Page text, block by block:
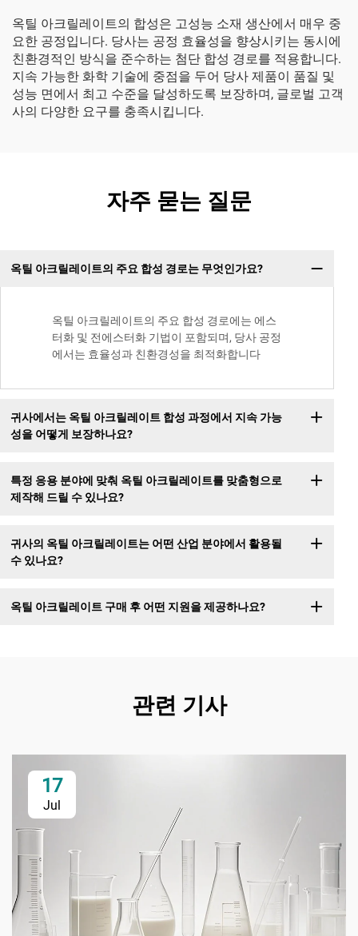
옥틸 아크릴레이트의 합성은 고성능 소재 생산에서 매우 중
요한 공정입니다. 당사는 공정 효율성을 향상시키는 동시에
친환경적인 방식을 준수하는 첨단 합성 경로를 적용합니다.
지속 가능한 화학 기술에 중점을 두어 당사 제품이 품질 및
성능 면에서 최고 수준을 달성하도록 보장하며, 글로벌 고객
사의 다양한 요구를 충족시킵니다.
자주 묻는 질문
옥틸 아크릴레이트의 주요 합성 경로는 무엇인가요?
옥틸 아크릴레이트의 주요 합성 경로에는 에스
터화 및 전에스터화 기법이 포함되며, 당사 공정
에서는 효율성과 친환경성을 최적화합니다
귀사에서는 옥틸 아크릴레이트 합성 과정에서 지속 가능
성을 어떻게 보장하나요?
특정 응용 분야에 맞춰 옥틸 아크릴레이트를 맞춤형으로
제작해 드릴 수 있나요?
귀사의 옥틸 아크릴레이트는 어떤 산업 분야에서 활용될
수 있나요?
옥틸 아크릴레이트 구매 후 어떤 지원을 제공하나요?
관련 기사
17
Jul